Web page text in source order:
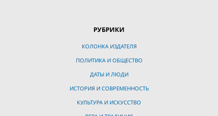
РУБРИКИ
КОЛОНКА ИЗДАТЕЛЯ
ПОЛИТИКА И ОБЩЕСТВО
ДАТЫ И ЛЮДИ
ИСТОРИЯ И СОВРЕМЕННОСТЬ
КУЛЬТУРА И ИСКУССТВО